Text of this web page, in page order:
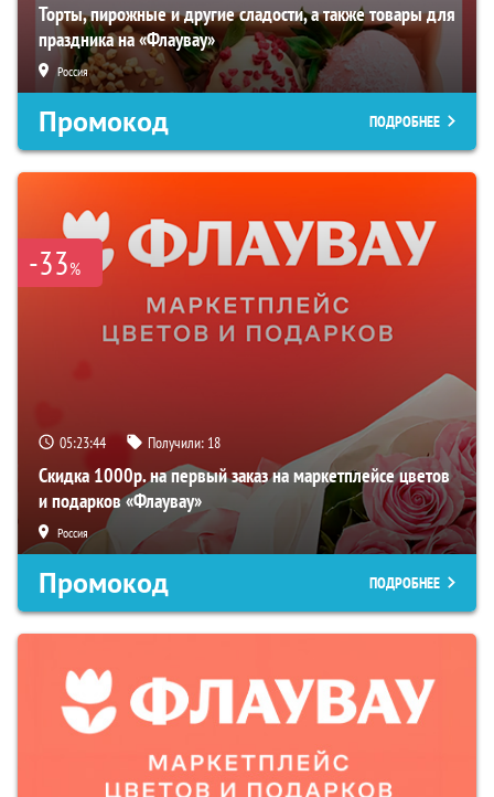
Торты, пирожные и другие сладости, а также товары для
праздника на «Флаувау»
Россия
Промокод ПОДРОБНЕЕ
-33%
05:23:43 Получили: 18
Скидка 1000р. на первый заказ на маркетплейсе цветов
и подарков «Флаувау»
Россия
Промокод ПОДРОБНЕЕ